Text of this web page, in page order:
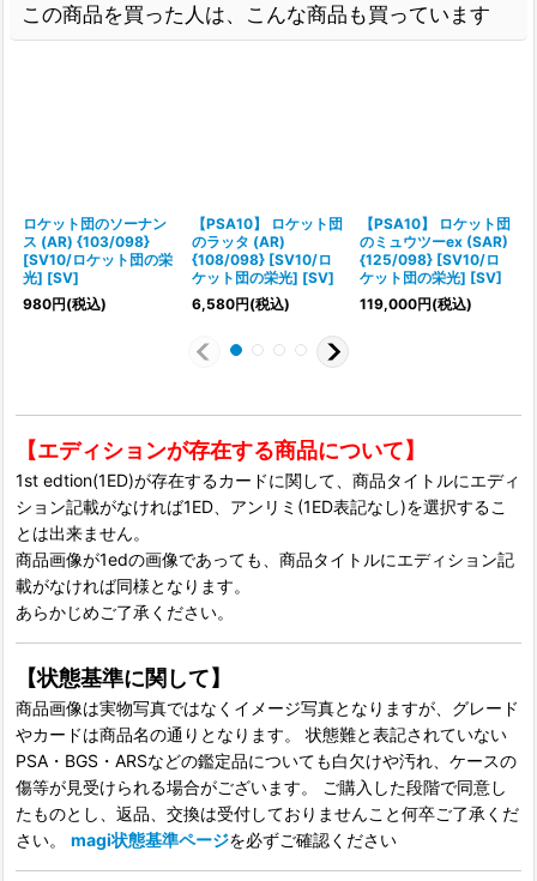
この商品を買った人は、こんな商品も買っています
ロケット団のソーナン
ス (AR) {103/098}
[SV10/ロケット団の栄
光] [SV]
980円(税込)
【PSA10】 ロケット団
のラッタ (AR)
{108/098} [SV10/ロ
ケット団の栄光] [SV]
6,580円(税込)
【PSA10】 ロケット団
のミュウツーex (SAR)
{125/098} [SV10/ロ
ケット団の栄光] [SV]
119,000円(税込)
【エディションが存在する商品について】
1st edtion(1ED)が存在するカードに関して、商品タイトルにエディ
ション記載がなければ1ED、アンリミ(1ED表記なし)を選択するこ
とは出来ません。
商品画像が1edの画像であっても、商品タイトルにエディション記
載がなければ同様となります。
あらかじめご了承ください。
【状態基準に関して】
商品画像は実物写真ではなくイメージ写真となりますが、グレード
やカードは商品名の通りとなります。 状態難と表記されていない
PSA・BGS・ARSなどの鑑定品についても白欠けや汚れ、ケースの
傷等が見受けられる場合がございます。 ご購入した段階で同意し
たものとし、返品、交換は受付しておりませんこと何卒ご了承くだ
さい。 magi状態基準ページを必ずご確認ください